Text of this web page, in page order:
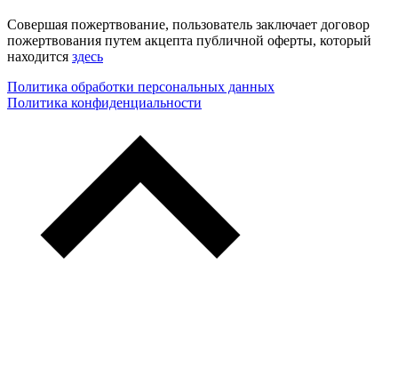
Совершая пожертвование, пользователь заключает договор
пожертвования путем акцепта публичной оферты, который
находится здесь
Политика обработки персональных данных
Политика конфиденциальности